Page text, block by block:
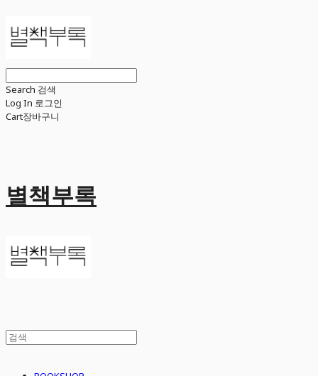
Search 검색
Log In 로그인
Cart장바구니
별책부록